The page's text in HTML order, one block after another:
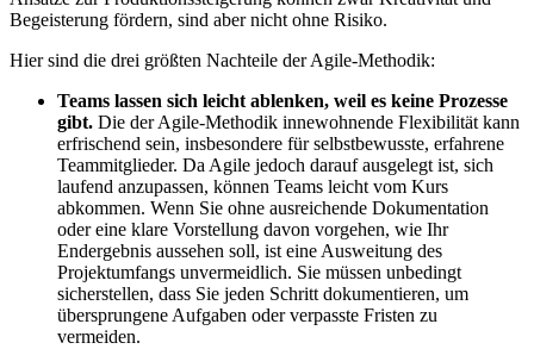
Begeisterung fördern, sind aber nicht ohne Risiko.
Hier sind die drei größten Nachteile der Agile-Methodik:
Teams lassen sich leicht ablenken, weil es keine Prozesse
gibt. Die der Agile-Methodik innewohnende Flexibilität kann
erfrischend sein, insbesondere für selbstbewusste, erfahrene
Teammitglieder. Da Agile jedoch darauf ausgelegt ist, sich
laufend anzupassen, können Teams leicht vom Kurs
abkommen. Wenn Sie ohne ausreichende Dokumentation
oder eine klare Vorstellung davon vorgehen, wie Ihr
Endergebnis aussehen soll, ist eine Ausweitung des
Projektumfangs unvermeidlich. Sie müssen unbedingt
sicherstellen, dass Sie jeden Schritt dokumentieren, um
übersprungene Aufgaben oder verpasste Fristen zu
vermeiden.